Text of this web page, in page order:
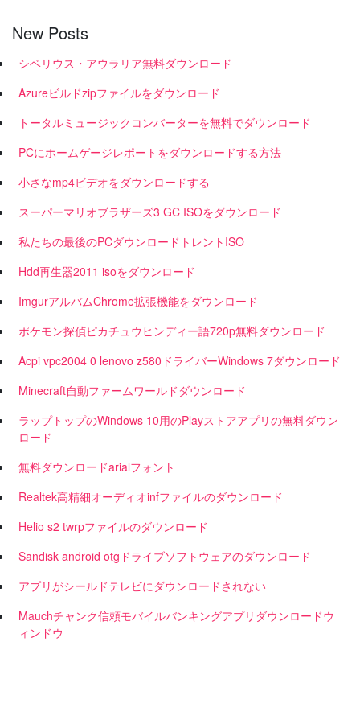
New Posts
シベリウス・アウラリア無料ダウンロード
Azureビルドzipファイルをダウンロード
トータルミュージックコンバーターを無料でダウンロード
PCにホームゲージレポートをダウンロードする方法
小さなmp4ビデオをダウンロードする
スーパーマリオブラザーズ3 GC ISOをダウンロード
私たちの最後のPCダウンロードトレントISO
Hdd再生器2011 isoをダウンロード
ImgurアルバムChrome拡張機能をダウンロード
ポケモン探偵ピカチュウヒンディー語720p無料ダウンロード
Acpi vpc2004 0 lenovo z580ドライバーWindows 7ダウンロード
Minecraft自動ファームワールドダウンロード
ラップトップのWindows 10用のPlayストアアプリの無料ダウン
ロード
無料ダウンロードarialフォント
Realtek高精細オーディオinfファイルのダウンロード
Helio s2 twrpファイルのダウンロード
Sandisk android otgドライブソフトウェアのダウンロード
アプリがシールドテレビにダウンロードされない
Mauchチャンク信頼モバイルバンキングアプリダウンロードウ
ィンドウ